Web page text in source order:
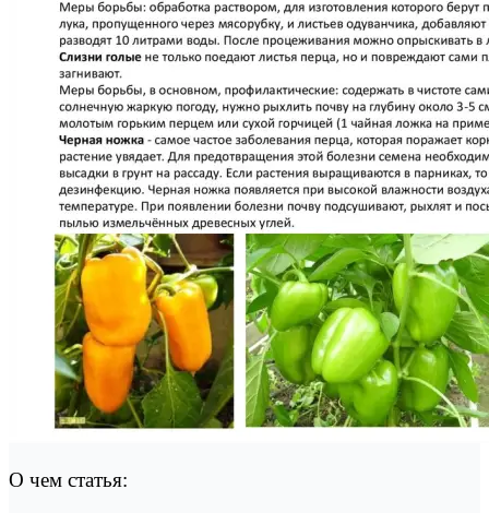
О чем статья: